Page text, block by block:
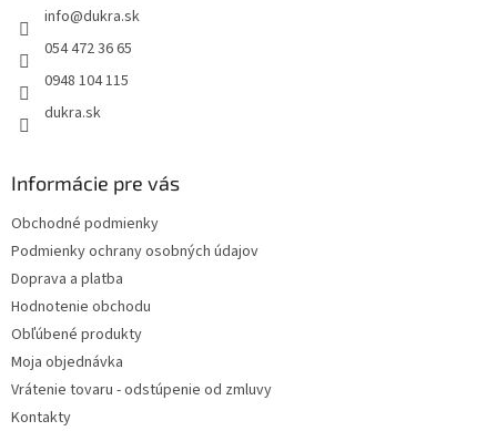
info@dukra.sk
054 472 36 65
0948 104 115
dukra.sk
Informácie pre vás
Obchodné podmienky
Podmienky ochrany osobných údajov
Doprava a platba
Hodnotenie obchodu
Obľúbené produkty
Moja objednávka
Vrátenie tovaru - odstúpenie od zmluvy
Kontakty